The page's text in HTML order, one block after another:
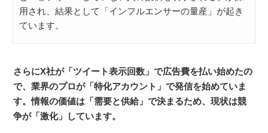
用され、結果として「インフルエンサーの量産」が起き
ています。
さらにX社が「ツイート表示回数」で広告費を払い始めたの
で、業界のプロが「特化アカウント」で発信を始めていま
す。情報の価値は「需要と供給」で決まるため、現状は競
争が「激化」しています。